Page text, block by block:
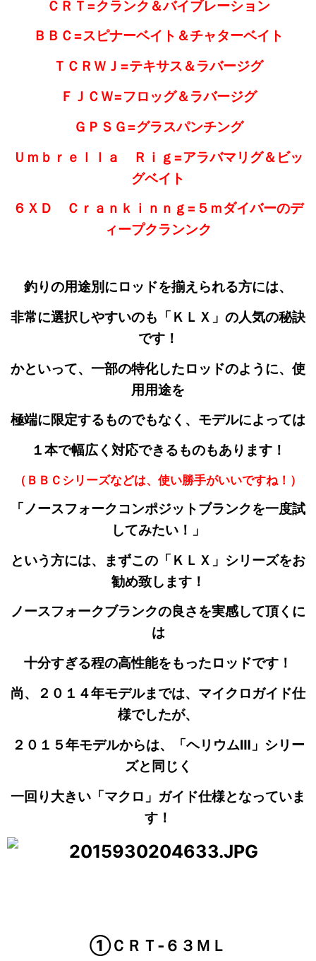
ＣＲＴ=クランク＆バイブレーション
ＢＢＣ=スピナーベイト＆チャターベイト
ＴＣＲＷＪ=テキサス＆ラバージグ
ＦＪＣＷ=フロッグ＆ラバージグ
ＧＰＳＧ=グラスパンチング
Ｕｍｂｒｅｌｌａ Ｒｉｇ=アラバマリグ＆ビッ
グベイト
６ＸＤ Ｃｒａｎｋｉｎｎｇ=５ｍダイバーのデ
ィープクランンク
釣りの用途別にロッドを揃えられる方には、
非常に選択しやすいのも「ＫＬＸ」の人気の秘訣
です！
かといって、一部の特化したロッドのように、使
用用途を
極端に限定するものでもなく、モデルによっては
１本で幅広く対応できるものもあります！
（ＢＢＣシリーズなどは、使い勝手がいいですね！）
「ノースフォークコンポジットブランクを一度試
してみたい！」
という方には、まずこの「ＫＬＸ」シリーズをお
勧め致します！
ノースフォークブランクの良さを実感して頂くに
は
十分すぎる程の高性能をもったロッドです！
尚、２０１４年モデルまでは、マイクロガイド仕
様でしたが、
２０１５年モデルからは、「ヘリウムⅢ」シリー
ズと同じく
一回り大きい「マクロ」ガイド仕様となっていま
す！
①ＣＲＴ‐６３ＭＬ